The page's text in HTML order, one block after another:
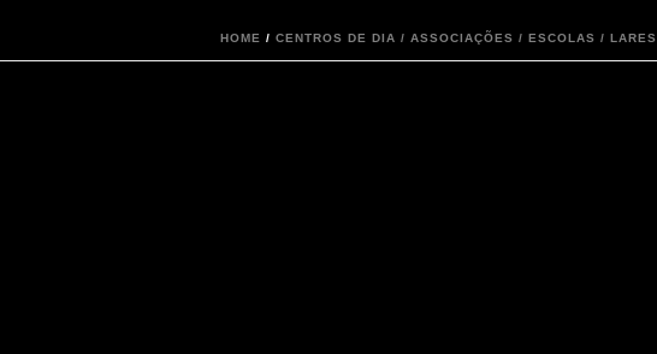
HOME / CENTROS DE DIA / ASSOCIAÇÕES / ESCOLAS / LARES